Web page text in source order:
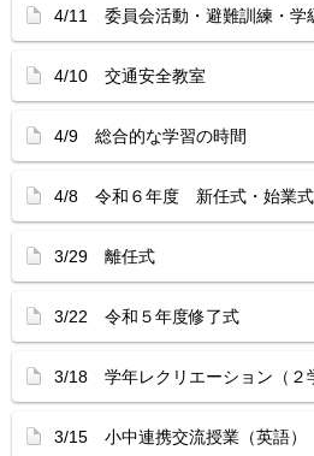
4/11 委員会活動・避難訓練・学
4/10 交通安全教室
4/9 総合的な学習の時間
4/8 令和６年度 新任式・始業式
3/29 離任式
3/22 令和５年度修了式
3/18 学年レクリエーション（２
3/15 小中連携交流授業（英語）